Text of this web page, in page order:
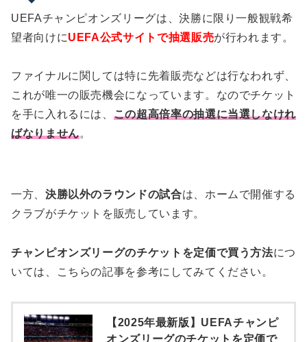
座席マップ
UEFAチャンピオンズリーグは、決勝に限り一般観戦希
望者向けにUEFA公式サイトで抽選販売が行われます。
ファイナルに関しては特に先着販売などは行なわれず、
これが唯一の販売機会になっています。なのでチケット
を手に入れるには、 この超高倍率の抽選に当選しなけれ
ばなりません。
一方、 決勝以外のラウンドの試合は、ホームで開催する
クラブがチケットを販売しています。
チャンピオンズリーグのチケットを定価で買う方法につ
いては、こちらの記事を参考にしてみてください。
【2025年最新版】UEFAチャンピ
オンズリーグのチケットを定価で